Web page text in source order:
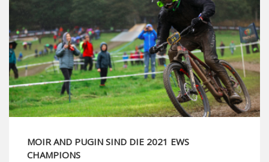
MOIR AND PUGIN SIND DIE 2021 EWS
CHAMPIONS